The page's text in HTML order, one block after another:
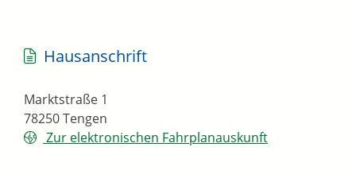
Hausanschrift
Marktstraße 1
78250Tengen
Zur elektronischen Fahrplanauskunft